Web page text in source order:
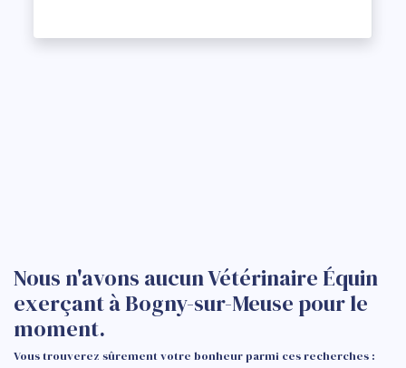
Nous n'avons aucun Vétérinaire Équin
exerçant à Bogny-sur-Meuse pour le
moment.
Vous trouverez sûrement votre bonheur parmi ces recherches :